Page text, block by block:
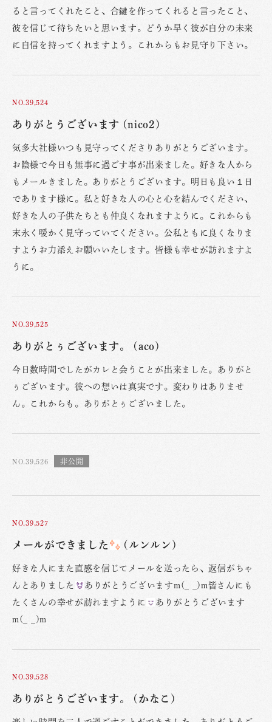
ると言ってくれたこと、合鍵を作ってくれると言ったこと、
彼を信じて待ちたいと思います。どうか早く彼が自分の未来
に自信を持ってくれますよう。これからもお見守り下さい。
NO.39,524
ありがとうございます (nico2)
気多大社様いつも見守ってくださりありがとうございます。
お陰様で今日も無事に過ごす事が出来ました。好きな人から
もメールきました。ありがとうございます。明日も良い１日
であります様に。私と好きな人の心と心を結んでください、
好きな人の子供たちとも仲良くなれますように。これからも
末永く暖かく見守っていてください。公私ともに良くなりま
すようお力添えお願いいたします。皆様も幸せが訪れますよ
うに。
NO.39,525
ありがとぅございます。 (aco)
今日数時間でしたがカレと会うことが出来ました。ありがと
ぅございます。彼への想いは真実です。変わりはありませ
ん。これからも。ありがとぅございました。
NO.39,526
NO.39,527
メールができました (ルンルン)
好きな人にまた直感を信じてメールを送ったら、返信がちゃ
んとありました
ありがとうございますm(_ _)m皆さんにも
たくさんの幸せが訪れますように
ありがとうございます
m(_ _)m
NO.39,528
ありがとうございます。 (かなこ)